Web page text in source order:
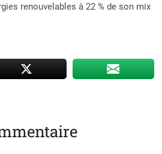
renouvelables à 22 % de son mix